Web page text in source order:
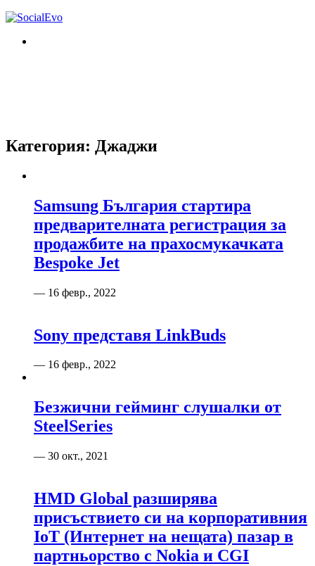
Категория: Джаджи
Samsung България стартира
предварителната регистрация за
продажбите на прахосмукачката
Bespoke Jet
— 16 февр., 2022
Sony представя LinkBuds
— 16 февр., 2022
Безжични гейминг слушалки от
SteelSeries
— 30 окт., 2021
HMD Global разширява
присъствието си на корпоративния
IoT (Интернет на нещата) пазар в
партньорство с Nokia и CGI